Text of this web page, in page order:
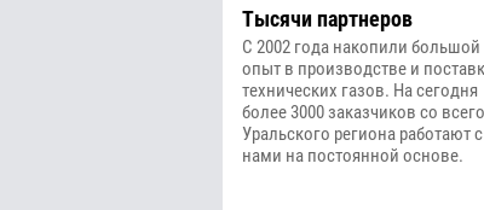
Тысячи партнеров
С 2002 года накопили большой
опыт в производстве и
технических газов. На сегодня
более 3000 заказчиков со всего
Уральского региона работают с
нами на постоянной основе.